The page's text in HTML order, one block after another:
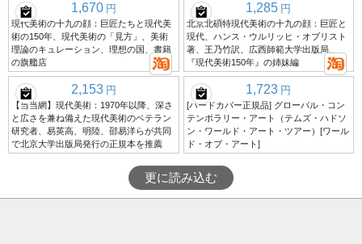
1,670 円
現代美術の十九の顔：巨匠たちと現代美
術の150年、現代美術の「見方」、美術
理論のキュレーション、理想の国、書籍
の旗艦店
1,285 円
北京北碩特現代美術の十九の顔：巨匠と
現代、ハンス・ウルリッヒ・オブリスト
著、王乃竹訳、広西師範大学出版局、
『現代美術150年』の姉妹編
2,153 円
【当当網】現代美術：1970年以降、深さ
と広さを兼ね備えた現代美術のベテラン
研究者、易英高、明陸、邵易洋らが共同
で北京大学出版局発行の正規本を推薦
1,723 円
[ハードカバー正規品] グローバル・コン
テンポラリー・アート（テムズ・ハドソ
ン・ワールド・アート・ツアー）[ワール
ド・オブ・アート]
更に読み込む